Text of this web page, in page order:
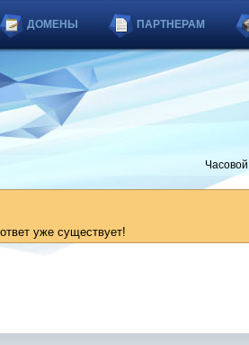
ДОМЕНЫ ПАРТНЕРАМ
уже существует!